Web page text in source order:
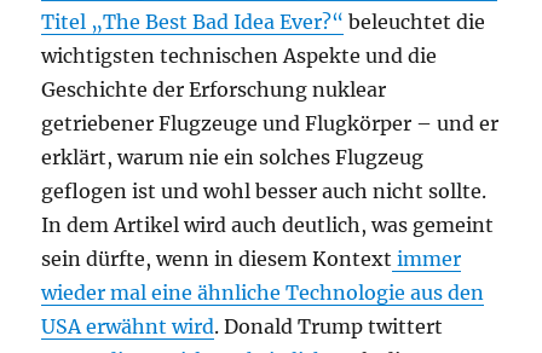
Titel „The Best Bad Idea Ever?“ beleuchtet die
wichtigsten technischen Aspekte und die
Geschichte der Erforschung nuklear
getriebener Flugzeuge und Flugkörper – und er
erklärt, warum nie ein solches Flugzeug
geflogen ist und wohl besser auch nicht sollte.
In dem Artikel wird auch deutlich, was gemeint
sein dürfte, wenn in diesem Kontext immer
wieder mal eine ähnliche Technologie aus den
USA erwähnt wird. Donald Trump twittert